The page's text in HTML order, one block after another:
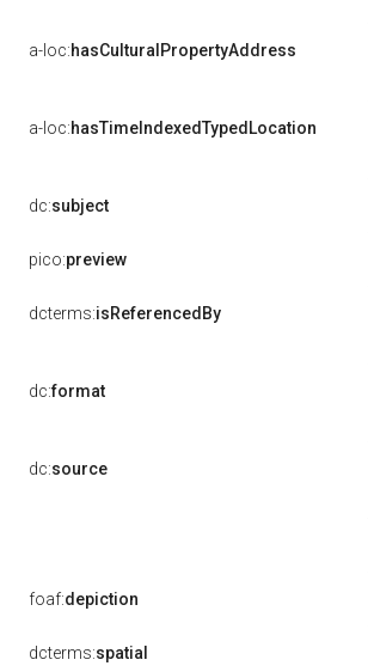
a-loc:hasCulturalPropertyAddress
a-loc:hasTimeIndexedTypedLocation
dc:subject
pico:preview
dcterms:isReferencedBy
dc:format
dc:source
foaf:depiction
dcterms:spatial